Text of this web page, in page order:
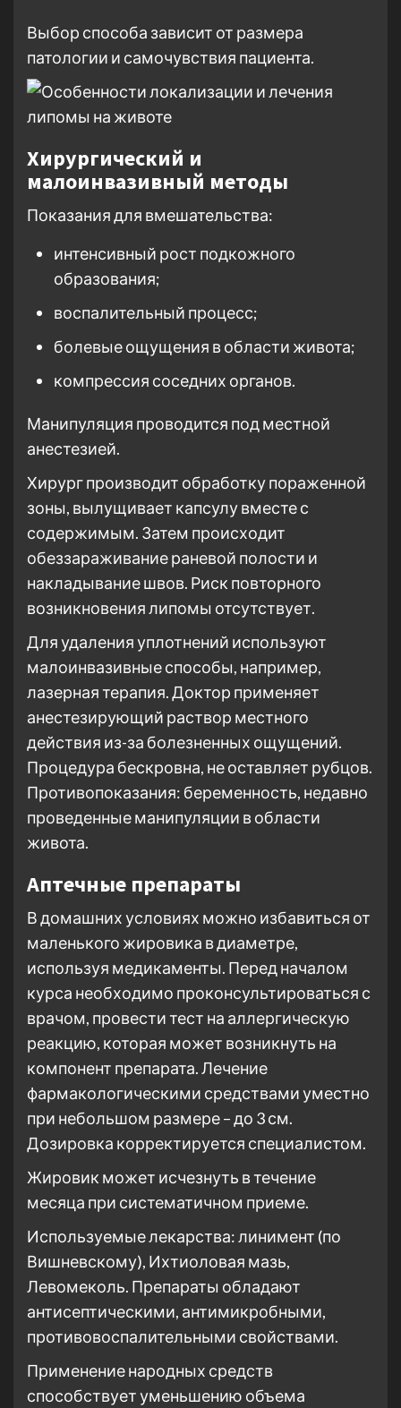
Выбор способа зависит от размера
патологии и самочувствия пациента.
Хирургический и
малоинвазивный методы
Показания для вмешательства:
интенсивный рост подкожного
образования;
воспалительный процесс;
болевые ощущения в области живота;
компрессия соседних органов.
Манипуляция проводится под местной
анестезией.
Хирург производит обработку пораженной
зоны, вылущивает капсулу вместе с
содержимым. Затем происходит
обеззараживание раневой полости и
накладывание швов. Риск повторного
возникновения липомы отсутствует.
Для удаления уплотнений используют
малоинвазивные способы, например,
лазерная терапия. Доктор применяет
анестезирующий раствор местного
действия из-за болезненных ощущений.
Процедура бескровна, не оставляет рубцов.
Противопоказания: беременность, недавно
проведенные манипуляции в области
живота.
Аптечные препараты
В домашних условиях можно избавиться от
маленького жировика в диаметре,
используя медикаменты. Перед началом
курса необходимо проконсультироваться с
врачом, провести тест на аллергическую
реакцию, которая может возникнуть на
компонент препарата. Лечение
фармакологическими средствами уместно
при небольшом размере – до 3 см.
Дозировка корректируется специалистом.
Жировик может исчезнуть в течение
месяца при систематичном приеме.
Используемые лекарства: линимент (по
Вишневскому), Ихтиоловая мазь,
Левомеколь. Препараты обладают
антисептическими, антимикробными,
противовоспалительными свойствами.
Применение народных средств
способствует уменьшению объема